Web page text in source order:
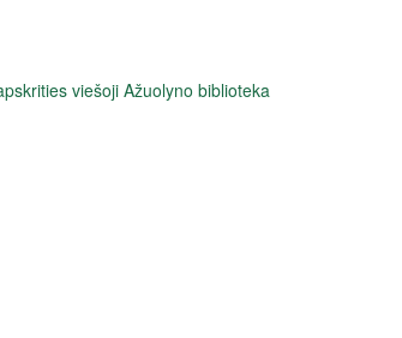
viešoji Ažuolyno biblioteka